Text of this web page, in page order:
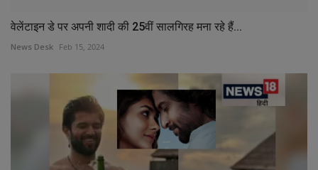
वेलेंटाइन डे पर अपनी शादी की 25वीं सालगिरह मना रहे हैं...
News Desk Feb 15, 2024